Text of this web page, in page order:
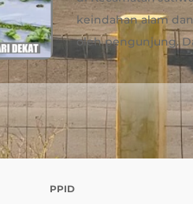
keindahan alam
oleh pengunjung.
PPID